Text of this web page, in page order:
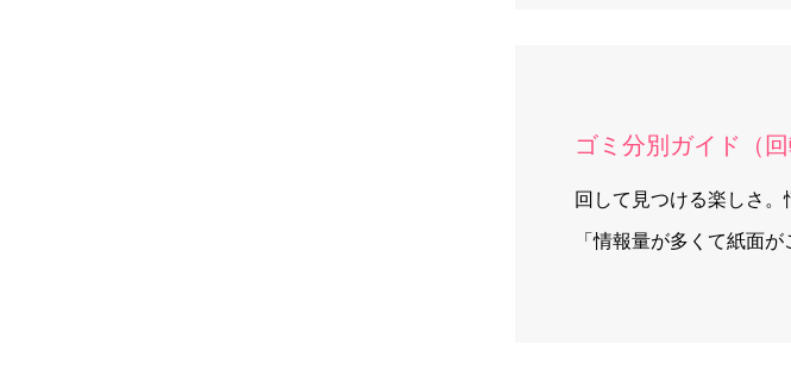
ゴミ分別ガイド（
回して見つける楽しさ。
「情報量が多くて紙面